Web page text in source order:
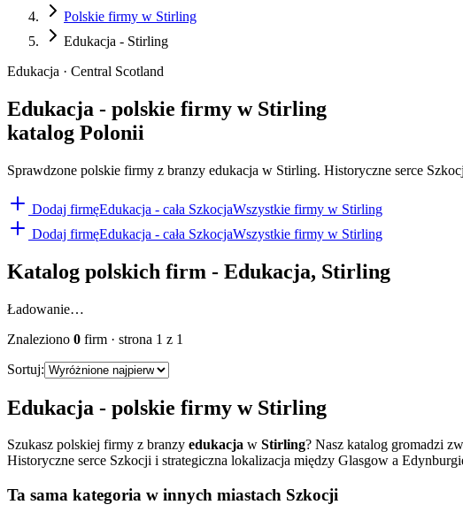
Polskie firmy w Stirling
Edukacja - Stirling
Edukacja · Central Scotland
Edukacja - polskie firmy w Stirling
katalog Polonii
Sprawdzone polskie firmy z branzy edukacja w Stirling. Historyczne serce
Dodaj firmęEdukacja - cała SzkocjaWszystkie firmy w Stirling
Dodaj firmęEdukacja - cała SzkocjaWszystkie firmy w Stirling
Katalog polskich firm - Edukacja, Stirling
Ładowanie…
Znaleziono 0 firm · strona 1 z 1
Sortuj:
Edukacja - polskie firmy w Stirling
Szukasz polskiej firmy z branzy edukacja w Stirling? Nasz katalog gromadzi
Historyczne serce Szkocji i strategiczna lokalizacja między Glasgow a
Ta sama kategoria w innych miastach Szkocji